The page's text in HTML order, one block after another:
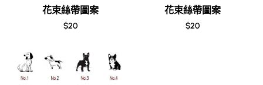
花束絲帶圖案
$20
花束絲帶圖案
$20